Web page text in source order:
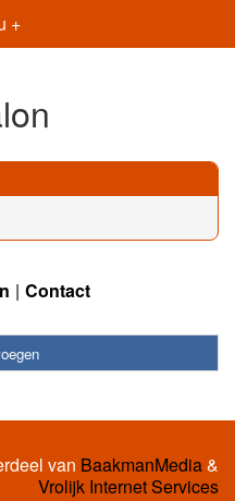
+
Contact
van BaakmanMedia&
Vrolijk Internet Services